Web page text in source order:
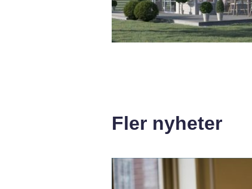
Fler nyheter